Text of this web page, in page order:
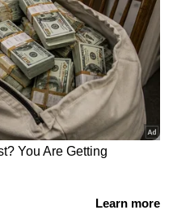
കൂടിയായാല്‍
ചെലവ് കൂടുകയും
ഉണ്ടാവുക.
വരുമെന്ന്
എന്നാല്‍
തയ്യാറെടുപ്പുകള്‍